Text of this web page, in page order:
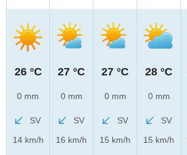
26 °C
0 mm
SV
14 km/h
27 °C
0 mm
SV
16 km/h
27 °C
0 mm
SV
15 km/h
28 °C
0 mm
SV
15 km/h